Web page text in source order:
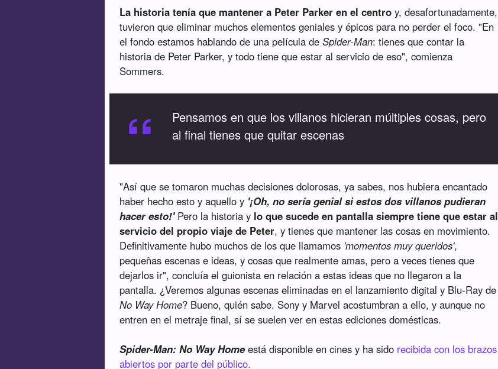
La historia tenía que mantener a Peter Parker en el centro y, desafortunadamente,
tuvieron que eliminar muchos elementos geniales y épicos para no perder el foco. "En
el fondo estamos hablando de una película deSpider-Man: tienes que contar la
historia de Peter Parker, y todo tiene que estar al servicio de eso", comienza
Sommers.
“
Pensamos en que los villanos hicieran múltiples cosas, pero
al final tienes que quitar escenas
"Así que se tomaron muchas decisiones dolorosas, ya sabes, nos hubiera encantado
haber hecho esto y aquello y '¡Oh, no sería genial si estos dos villanos pudieran
hacer esto!'Pero la historia y lo que sucede en pantalla siempre tiene que estar al
servicio del propio viaje de Peter, y tienes que mantener las cosas en movimiento.
Definitivamente hubo muchos de los que llamamos 'momentos muy queridos',
pequeñas escenas e ideas, y cosas que realmente amas, pero a veces tienes que
dejarlos ir", concluía el guionista en relación a estas ideas que no llegaron a la
pantalla. ¿Veremos algunas escenas eliminadas en el lanzamiento digital y Blu-Ray de
No Way Home? Bueno, quién sabe. Sony y Marvel acostumbran a ello, y aunque no
entren en el metraje final, sí se suelen ver en estas ediciones domésticas.
Spider-Man: No Way Homeestá disponible en cines y ha sido recibida con los brazos
abiertos por parte del público.